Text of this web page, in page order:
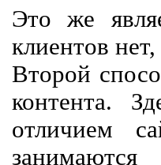
Это же
клиентов
Второй
контента.
отличием
занимаются